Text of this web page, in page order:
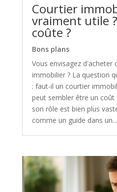
Courtier
vraiment utile
coûte ?
Bons plans
Vous envisagez d'acheter
immobilier ? La question
: faut-il un courtier
peut sembler être un coût
son rôle est bien plus
comme un guide dans un...